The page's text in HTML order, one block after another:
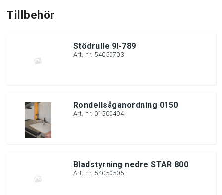
Tillbehör
Stödrulle 9l-789
Art. nr. 54050703
Rondellsåganordning 0150
Art. nr. 01500404
Bladstyrning nedre STAR 800
Art. nr. 54050505